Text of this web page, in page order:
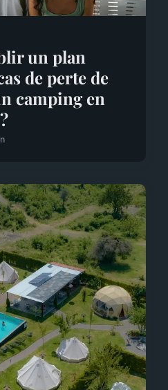
un plan
de perte de
camping en